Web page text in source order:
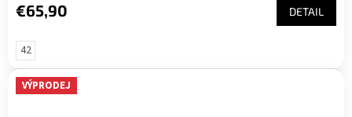
€65,90 DETAIL
42
VÝPRODEJ